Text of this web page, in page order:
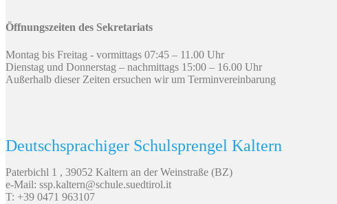
Öffnungszeiten des Sekretariats
Montag bis Freitag - vormittags 07:45 – 11.00 Uhr
Dienstag und Donnerstag – nachmittags 15:00 – 16.00 Uhr
Außerhalb dieser Zeiten ersuchen wir um Terminvereinbarung
Deutschsprachiger Schulsprengel Kaltern
Paterbichl 1 , 39052 Kaltern an der Weinstraße (BZ)
e-Mail: ssp.kaltern@schule.suedtirol.it
T: +39 0471 963107